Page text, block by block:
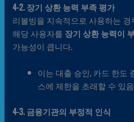
4-2. 장기 상환 능력 부족 평가
리볼빙을 지속적으로 사용하는
해당 사용자를 장기 상환 능력이
가능성이 큽니다.
이는 대출 승인, 카드 한도
스에 제한을 초래할 수 있
4-3. 금융기관의 부정적 인식